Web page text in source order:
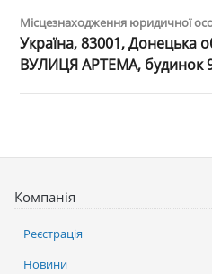
Місцезнаходження юридичної
Україна, 83001, Донецька
ВУЛИЦЯ АРТЕМА, будинок
Компанія
Реєстрація
Новини